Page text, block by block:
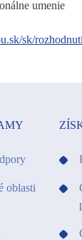
umenie
sk/
oblasti